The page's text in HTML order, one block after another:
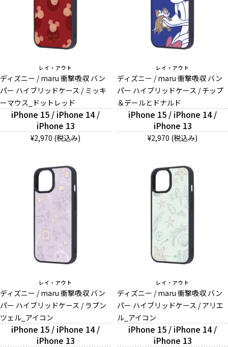
レイ・アウト
ディズニー / maru 衝撃吸収 バン
パー ハイブリッドケース / ミッキ
ーマウス_ドットレッド
iPhone 15 / iPhone 14 /
iPhone 13
¥2,970 (税込み)
レイ・アウト
ディズニー / maru 衝撃吸収 バン
パー ハイブリッドケース / チップ
＆デールとドナルド
iPhone 15 / iPhone 14 /
iPhone 13
¥2,970 (税込み)
レイ・アウト
ディズニー / maru 衝撃吸収 バン
パー ハイブリッドケース / ラプン
ツェル_アイコン
iPhone 15 / iPhone 14 /
iPhone 13
レイ・アウト
ディズニー / maru 衝撃吸収 バン
パー ハイブリッドケース / アリエ
ル_アイコン
iPhone 15 / iPhone 14 /
iPhone 13